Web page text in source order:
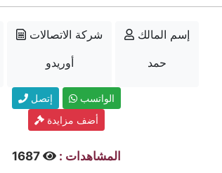
شركة الاتصالات
أوريدو
إسم المالك
حمد
إتصل
الواتسب
أضف مزايدة
المشاهدات : 1687